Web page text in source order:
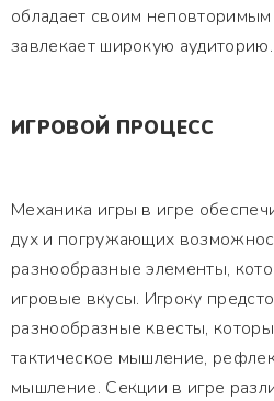
обладает своим
завлекает широкую аудиторию.
ИГРОВОЙ ПРОЦЕСС
Механика игры в игре
дух и погружающих
разнообразные элементы,
игровые вкусы. Игроку
разнообразные квесты,
тактическое мышление,
мышление. Секции в игре